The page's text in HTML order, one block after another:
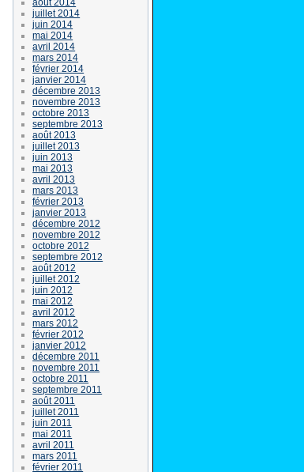
juillet 2014
juin 2014
mai 2014
avril 2014
mars 2014
février 2014
janvier 2014
décembre 2013
novembre 2013
octobre 2013
septembre 2013
août 2013
juillet 2013
juin 2013
mai 2013
avril 2013
mars 2013
février 2013
janvier 2013
décembre 2012
novembre 2012
octobre 2012
septembre 2012
août 2012
juillet 2012
juin 2012
mai 2012
avril 2012
mars 2012
février 2012
janvier 2012
décembre 2011
novembre 2011
octobre 2011
septembre 2011
août 2011
juillet 2011
juin 2011
mai 2011
avril 2011
mars 2011
février 2011